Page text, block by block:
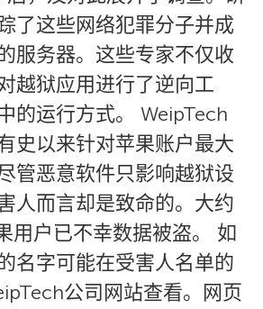
了这些网络犯罪分子并成
服务器。这些专家不仅收
越狱应用进行了逆向工
的运行方式。 WeipTech
史以来针对苹果账户最大
管恶意软件只影响越狱设
人而言却是致命的。大约
用户已不幸数据被盗。 如
名字可能在受害人名单的
公司网站查看。网页